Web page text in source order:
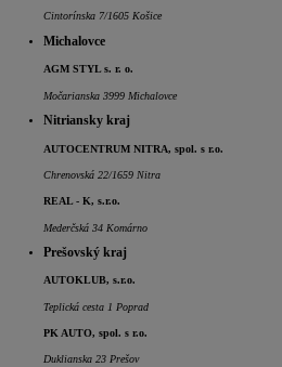
Cintorínska 7/1605 Košice
Michalovce
AGM STYL s. r. o.
Močarianska 3999 Michalovce
Nitriansky kraj
AUTOCENTRUM NITRA, spol. s r.o.
Chrenovská 22/1659 Nitra
REAL - K, s.r.o.
Mederčská 34 Komárno
Prešovský kraj
AUTOKLUB, s.r.o.
Teplická cesta 1 Poprad
PK AUTO, spol. s r.o.
Duklianska 23 Prešov